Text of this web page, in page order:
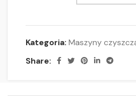
Kategoria: Maszyny
Share: